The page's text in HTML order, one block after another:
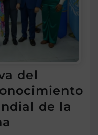
del
de la